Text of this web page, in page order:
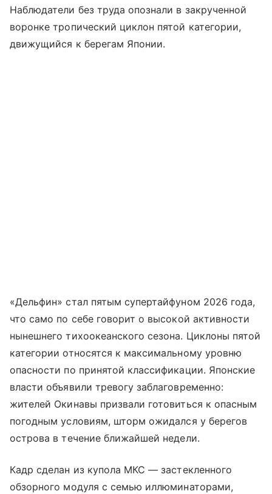
Наблюдатели без труда опознали в закрученной
воронке тропический циклон пятой категории,
движущийся к берегам Японии.
«Дельфин» стал пятым супертайфуном 2026 года,
что само по себе говорит о высокой активности
нынешнего тихоокеанского сезона. Циклоны пятой
категории относятся к максимальному уровню
опасности по принятой классификации. Японские
власти объявили тревогу заблаговременно:
жителей Окинавы призвали готовиться к опасным
погодным условиям, шторм ожидался у берегов
острова в течение ближайшей недели.
Кадр сделан из купола МКС — застекленного
обзорного модуля с семью иллюминаторами,